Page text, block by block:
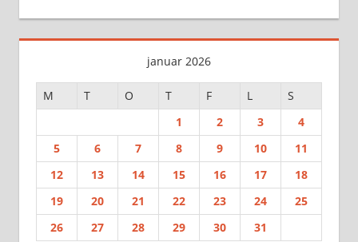
januar 2026
M T O T F L
S
1
2 3
4
5
6 7 8 9 10
11
12
13 14 15 16 17
18
19
20 21 22 23 24
25
26
27 28 29 30
31